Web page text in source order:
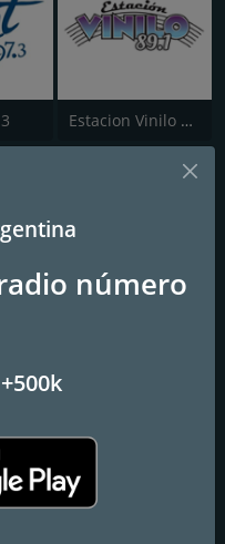
Estacion Vinilo 89.1 FM
ubicada en Argentina
y música para sus
número
+500k